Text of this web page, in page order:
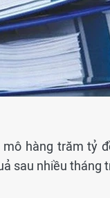
hàng trăm tỷ
sau nhiều tháng